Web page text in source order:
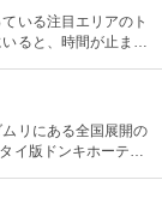
いる注目エリアのト
ると、時間が止まっ
も充実、素敵なティ
リにある全国展開の
イ版ドンキホーテと